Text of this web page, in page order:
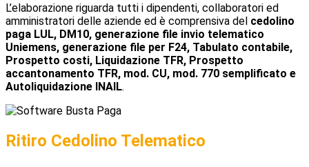
L’elaborazione riguarda tutti i dipendenti, collaboratori ed
amministratori delle aziende ed è comprensiva del cedolino
paga LUL, DM10, generazione file invio telematico
Uniemens, generazione file per F24, Tabulato contabile,
Prospetto costi, Liquidazione TFR, Prospetto
accantonamento TFR, mod. CU, mod. 770 semplificato e
Autoliquidazione INAIL.
Ritiro Cedolino Telematico